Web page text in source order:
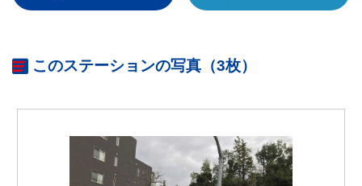
このステーションの写真（3枚）